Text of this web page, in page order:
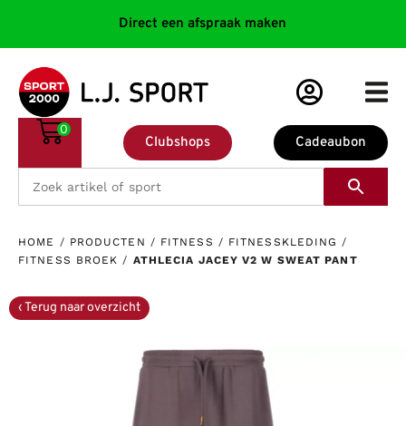
Direct een afspraak maken
Cadeaubon
Clubshops
0
HOME / PRODUCTEN / FITNESS / FITNESSKLEDING /
FITNESS BROEK / ATHLECIA JACEY V2 W SWEAT PANT